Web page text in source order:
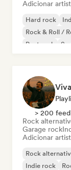
Adicionar
Hard rock
Rock & Roll /
Post rock
> 200
Rock
Garage rock
Adicionar
Rock
Indie rock